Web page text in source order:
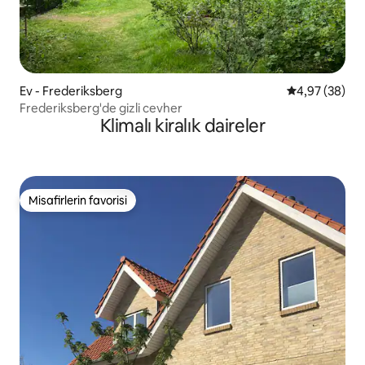
Ev - Frederiksberg 5 üzerinden
4,97 (38)
Frederiksberg'de gizli cevher
Klimalı kiralık daireler
Misafirlerin favorisi
Misafirlerin favorisi